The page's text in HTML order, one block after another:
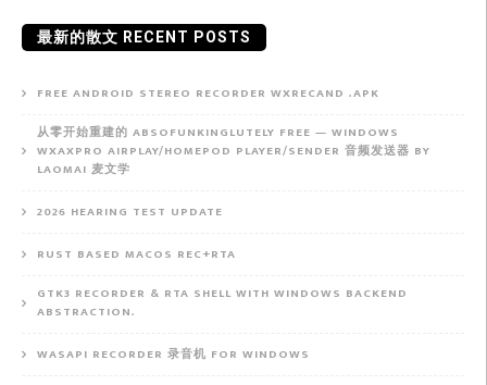
最新的散文 RECENT POSTS
FREE ANDROID STEREO RECORDER WXRECAND .APK
从零开始重建的 ABSOFUNKINGLUTELY FREE — WINDOWS
WXAXPRO AIRPLAY/HOMEPOD PLAYER/SENDER 音频发送器 BY
LAOMAI 麦文学
2026 HEARING TEST UPDATE
RUST BASED MACOS REC+RTA
GTK3 RECORDER & RTA SHELL WITH WINDOWS BACKEND
ABSTRACTION.
WASAPI RECORDER 录音机 FOR WINDOWS